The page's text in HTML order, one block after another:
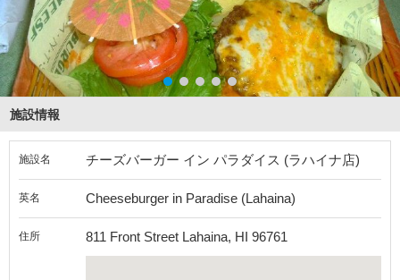
施設情報
施設名 チーズバーガー イン パラダイス (ラハイナ店)
英名 Cheeseburger in Paradise (Lahaina)
住所 811 Front Street Lahaina, HI 96761